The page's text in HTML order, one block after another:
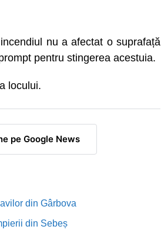
nu a afectat o suprafață
pentru stingerea acestuia.
locului.
pe Google News
din Gârbova
din Sebeș